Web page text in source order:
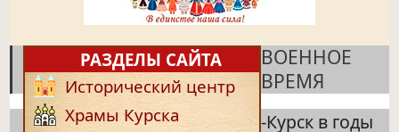
РАЗДЕЛЫ САЙТА
Исторический центр
Храмы Курска
ВОЕННОЕ
ВРЕМЯ
-Курск в годы